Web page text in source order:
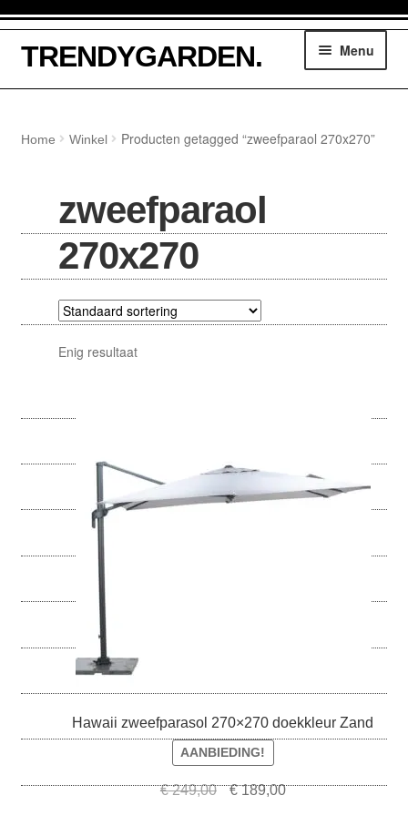
door
naar
naar
de
TRENDYGARDEN. Menu
Parasols
Loungesethoezen
Lounge dining hoezen
Tuinsethoezen
Bankhoezen
Tafelhoezen
Barbecue en buitenkeuken
Ligbedhoezen
Home Winkel Producten getagged “zweefparaol 270x270”
zweefparaol
270x270
Enig resultaat
Hawaii zweefparasol 270×270 doekkleur Zand
AANBIEDING!
€249,00Oorspronkelijke
€189,00Huidige